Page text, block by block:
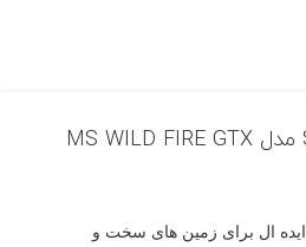
Gore-Tex – زیره Vibram ایده ال برای زمین های سخت و